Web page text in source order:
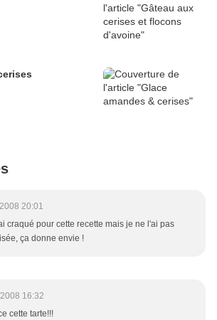
20:01
craqué pour cette recette mais je ne l'ai pas
ça donne envie !
16:32
cette tarte!!!